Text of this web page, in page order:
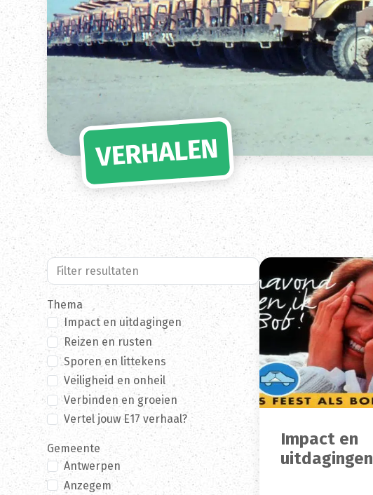
VERHALEN
Zoeken naar:
Thema
Impact en uitdagingen
Reizen en rusten
Sporen en littekens
Veiligheid en onheil
Verbinden en groeien
Vertel jouw E17 verhaal?
Gemeente
Antwerpen
Anzegem
Impact en
uitdagingen